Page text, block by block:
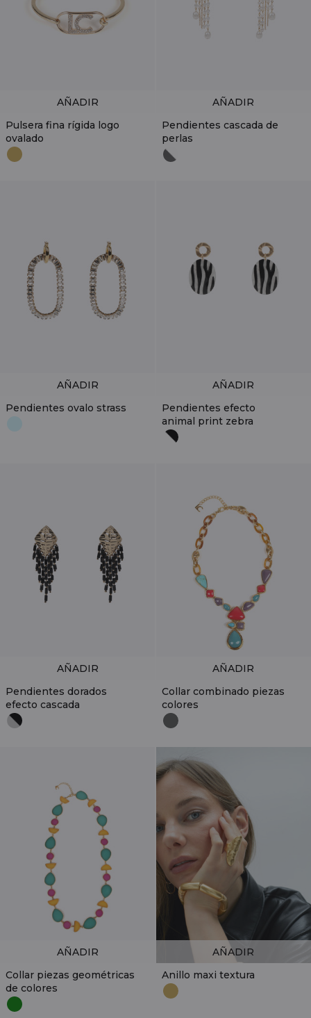
Pulsera fina rígida logo
ovalado
AÑADIR
Pendientes cascada de
perlas
AÑADIR
Pendientes ovalo strass
AÑADIR
Pendientes efecto
animal print zebra
AÑADIR
Pendientes dorados
efecto cascada
AÑADIR
Collar combinado piezas
colores
AÑADIR
Collar piezas geométricas
de colores
AÑADIR
Anillo maxi textura
AÑADIR